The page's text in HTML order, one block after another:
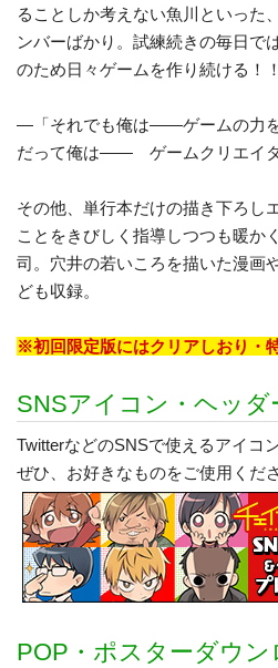
ることしか考えない魚川といった
ンバーばかり。試練続きの毎日で
のため日々ゲームを作り続ける！！
―「それでも俺は――ゲームの力
だって俺は―― ゲームクリエイタ
その他、単行本だけの描き下ろし
ことをきびしく指導しつつも暖か
司。穴井の若いころを描いた漫画
ども収録。
※初回限定版にはクリアしおり・
SNSアイコン・ヘッダ
TwitterなどのSNSで使えるアイコ
ぜひ、お好きなものをご使用くださ
POP・ポスターダウン